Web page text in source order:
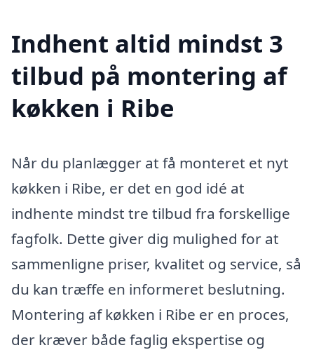
Indhent altid mindst 3
tilbud på montering af
køkken i Ribe
Når du planlægger at få monteret et nyt
køkken i Ribe, er det en god idé at
indhente mindst tre tilbud fra forskellige
fagfolk. Dette giver dig mulighed for at
sammenligne priser, kvalitet og service, så
du kan træffe en informeret beslutning.
Montering af køkken i Ribe er en proces,
der kræver både faglig ekspertise og